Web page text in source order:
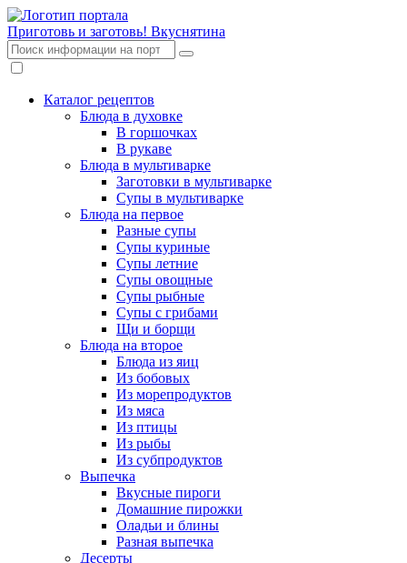
Приготовь и заготовь! Вкуснятина
Каталог рецептов
Блюда в духовке
В горшочках
В рукаве
Блюда в мультиварке
Заготовки в мультиварке
Супы в мультиварке
Блюда на первое
Разные супы
Супы куриные
Супы летние
Супы овощные
Супы рыбные
Супы с грибами
Щи и борщи
Блюда на второе
Блюда из яиц
Из бобовых
Из морепродуктов
Из мяса
Из птицы
Из рыбы
Из субпродуктов
Выпечка
Вкусные пироги
Домашние пирожки
Оладьи и блины
Разная выпечка
Десерты